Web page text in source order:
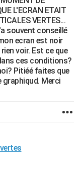
L'ECRAN ETAIT
VERTES...
souvent conseillé
ecran est noir
voir. Est ce que
ces conditions?
Pitiéé faites que
graphiqud. Merci